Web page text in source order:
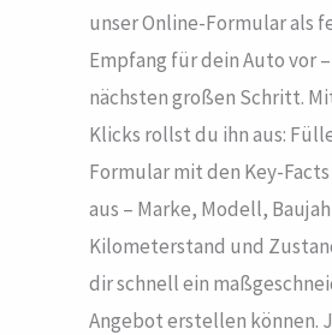
unser Online-Formular als
Empfang für dein Auto vor
nächsten großen Schritt.
Klicks rollst du ihn aus:
Formular mit den Key-Facts
aus – Marke, Modell,
Kilometerstand und
dir schnell ein
Angebot erstellen können.